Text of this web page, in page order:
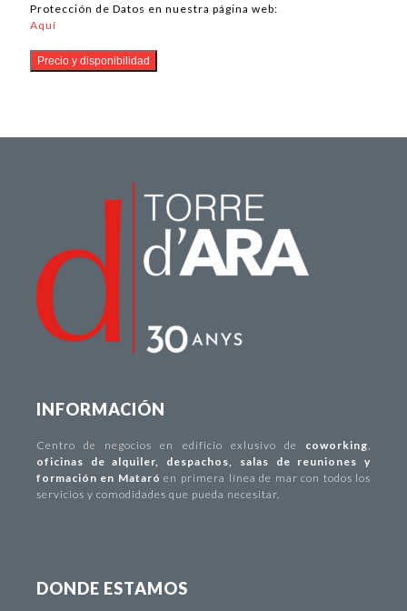
Protección de Datos en nuestra página web:
Aquí
INFORMACIÓN
Centro de negocios en edificio exlusivo de coworking
oficinas de alquiler
despachos
salas de reuniones y
formación en Mataróen primera línea de mar con todos los
servicios y comodidades que pueda necesitar.
DONDE ESTAMOS